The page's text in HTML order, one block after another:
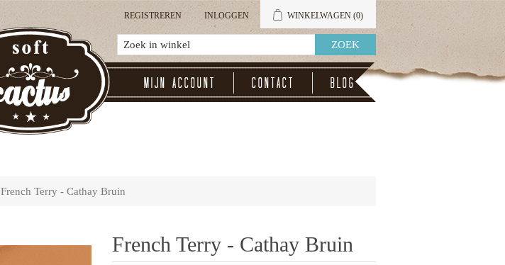
REGISTREREN INLOGGEN WINKELWAGEN (0)
Mijn account Contact Blog
French Terry - Cathay Bruin
French Terry - Cathay Bruin